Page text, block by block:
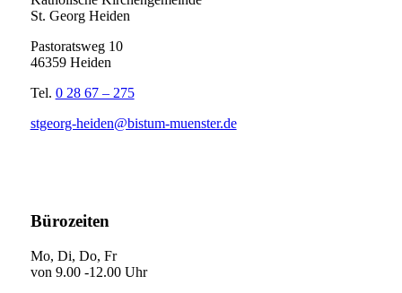
St. Georg Heiden
Pastoratsweg 10
46359 Heiden
Tel. 0 28 67 – 275
stgeorg-heiden@bistum-muenster.de
Bürozeiten
Mo, Di, Do, Fr
von 9.00 -12.00 Uhr